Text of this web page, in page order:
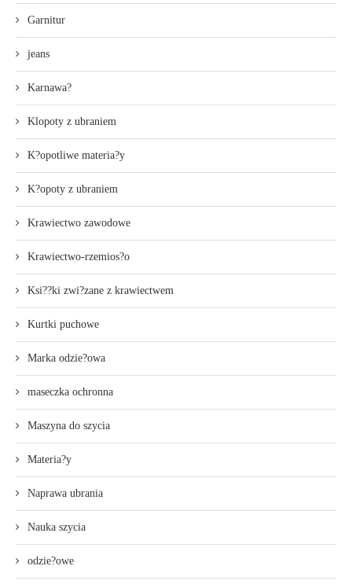
Garnitur
jeans
Karnawa?
Klopoty z ubraniem
K?opotliwe materia?y
K?opoty z ubraniem
Krawiectwo zawodowe
Krawiectwo-rzemios?o
Ksi??ki zwi?zane z krawiectwem
Kurtki puchowe
Marka odzie?owa
maseczka ochronna
Maszyna do szycia
Materia?y
Naprawa ubrania
Nauka szycia
odzie?owe